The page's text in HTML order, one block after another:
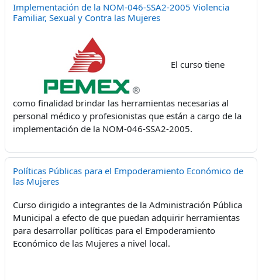
Implementación de la NOM-046-SSA2-2005 Violencia
Familiar, Sexual y Contra las Mujeres
El curso tiene
como finalidad brindar las herramientas necesarias al
personal médico y profesionistas que están a cargo de la
implementación de la NOM-046-SSA2-2005.
Políticas Públicas para el Empoderamiento Económico de
las Mujeres
Curso dirigido a integrantes de la Administración Pública
Municipal a efecto de que puedan adquirir herramientas
para desarrollar políticas para el Empoderamiento
Económico de las Mujeres a nivel local.